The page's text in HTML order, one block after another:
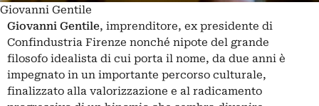
Giovanni Gentile
Giovanni Gentile, imprenditore, ex presidente di
Confindustria Firenze nonché nipote del grande
filosofo idealista di cui porta il nome, da due anni è
impegnato in un importante percorso culturale,
finalizzato alla valorizzazione e al radicamento